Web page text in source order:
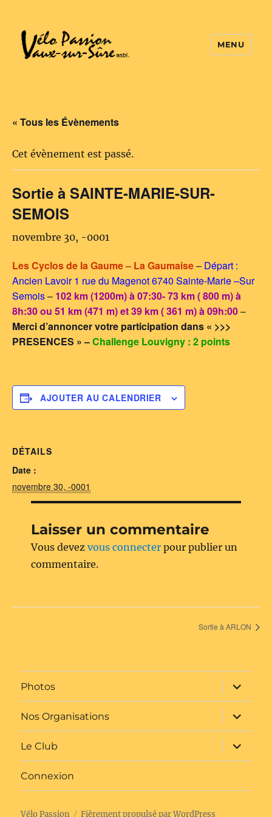
MENU
« Tous les Évènements
Cet évènement est passé.
Sortie à SAINTE-MARIE-SUR-
SEMOIS
novembre 30, -0001
Les Cyclos de la Gaume – La Gaumaise– Départ :
Ancien Lavoir 1 rue du Magenot 6740 Sainte-Marie –Sur
Semois– 102 km (1200m) à 07:30- 73 km ( 800 m) à
8h:30 ou 51 km (471 m) et 39 km ( 361 m) à 09h:00–
Merci d’annoncer votre participation dans « >>>
PRESENCES » –Challenge Louvigny : 2 points
AJOUTER AU CALENDRIER
DÉTAILS
Date :
novembre 30, -0001
Laisser un commentaire
Vous devezvous connecter pour publier un
commentaire.
Sortie à ARLON
Photos
ouvrir
le
sous-
menu
Nos Organisations
ouvrir
le
sous-
menu
Le Club
ouvrir
le
sous-
Connexion
Vélo Passion Fièrement propulsé par WordPress